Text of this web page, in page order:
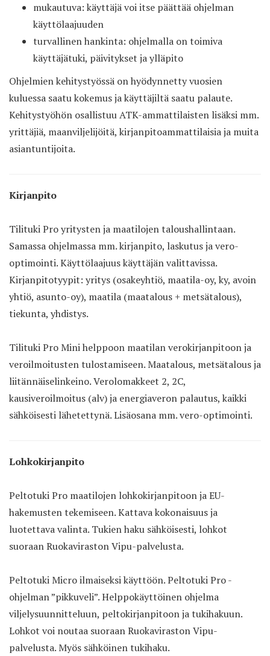
mukautuva: käyttäjä voi itse päättää ohjelman
käyttölaajuuden
turvallinen hankinta: ohjelmalla on toimiva
käyttäjätuki, päivitykset ja ylläpito
Ohjelmien kehitystyössä on hyödynnetty vuosien
kuluessa saatu kokemus ja käyttäjiltä saatu palaute.
Kehitystyöhön osallistuu ATK-ammattilaisten lisäksi mm.
yrittäjiä, maanviljelijöitä, kirjanpitoammattilaisia ja muita
asiantuntijoita.
Kirjanpito
Tilituki Proyritysten ja maatilojen taloushallintaan.
Samassa ohjelmassa mm. kirjanpito, laskutus ja vero-
optimointi. Käyttölaajuus käyttäjän valittavissa.
Kirjanpitotyypit: yritys (osakeyhtiö, maatila-oy, ky, avoin
yhtiö, asunto-oy), maatila (maatalous + metsätalous),
tiekunta, yhdistys.
Tilituki Pro Mini helppoon maatilan verokirjanpitoon ja
veroilmoitusten tulostamiseen. Maatalous, metsätalous ja
liitännäiselinkeino. Verolomakkeet 2, 2C,
kausiveroilmoitus (alv) ja energiaveron palautus, kaikki
sähköisesti lähetettynä. Lisäosana mm. vero-optimointi.
Lohkokirjanpito
Peltotuki Pro maatilojen lohkokirjanpitoon ja EU-
hakemusten tekemiseen. Kattava kokonaisuus ja
luotettava valinta. Tukien haku sähköisesti, lohkot
suoraan Ruokaviraston Vipu-palvelusta.
Peltotuki Micro ilmaiseksi käyttöön. Peltotuki Pro -
ohjelman ”pikkuveli”. Helppokäyttöinen ohjelma
viljelysuunnitteluun, peltokirjanpitoon ja tukihakuun.
Lohkot voi noutaa suoraan Ruokaviraston Vipu-
palvelusta. Myös sähköinen tukihaku.